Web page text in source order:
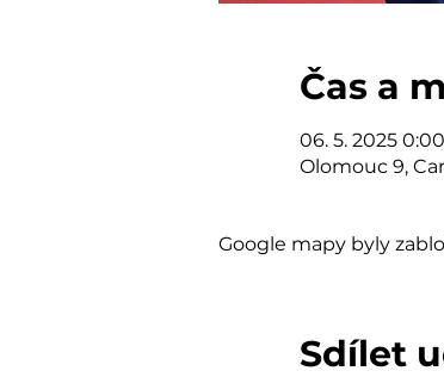
Čas a
06. 5. 2025
Olomouc 9,
Google mapy byly
Sdílet